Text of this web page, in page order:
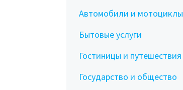
Автомобили и мотоциклы
Бытовые услуги
Гостиницы и путешествия
Государство и общество